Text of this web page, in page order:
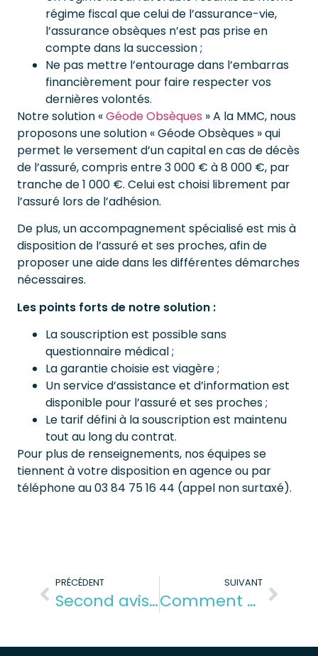
régime fiscal que celui de l’assurance-vie,
l’assurance obsèques n’est pas prise en
compte dans la succession ;
Ne pas mettre l’entourage dans l’embarras
financièrement pour faire respecter vos
dernières volontés.
Notre solution «Géode Obsèques » A la MMC, nous
proposons une solution « Géode Obsèques » qui
permet le versement d’un capital en cas de décès
de l’assuré, compris entre 3 000 € à 8 000 €, par
tranche de 1 000 €. Celui est choisi librement par
l’assuré lors de l’adhésion.
De plus, un accompagnement spécialisé est mis à
disposition de l’assuré et ses proches, afin de
proposer une aide dans les différentes démarches
nécessaires.
Les points forts de notre solution :
La souscription est possible sans
questionnaire médical ;
La garantie choisie est viagère ;
Un service d’assistance et d’information est
disponible pour l’assuré et ses proches ;
Le tarif défini à la souscription est maintenu
tout au long du contrat.
Pour plus de renseignements, nos équipes se
tiennent à votre disposition en agence ou par
téléphone au 03 84 75 16 44 (appel non surtaxé).
PRÉCÉDENT
Second avis médical : quels avantages ?
SUIVANT
Comment soulager son eczéma ?